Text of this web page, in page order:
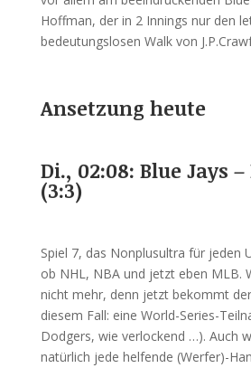
Hoffman, der in 2 Innings nur den
bedeutungslosen Walk von
Ansetzung heute
Di., 02:08: Blue Jays
(3:3)
Spiel 7, das Nonplusultra für jeden
ob NHL, NBA und jetzt eben MLB.
nicht mehr, denn jetzt bekommt
diesem Fall: eine World-Series-
Dodgers, wie verlockend …). Auch
natürlich jede helfende (Werfer)-